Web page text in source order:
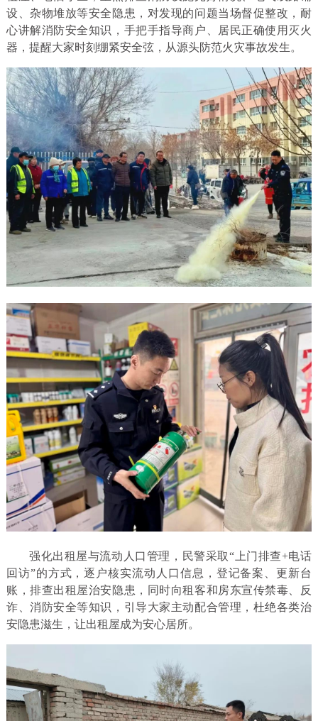
设、杂物堆放等安全隐患，对发现的问题当场督促整改，耐
心讲解消防安全知识，手把手指导商户、居民正确使用灭火
器，提醒大家时刻绷紧安全弦，从源头防范火灾事故发生。
强化出租屋与流动人口管理，民警采取“上门排查+电话
回访”的方式，逐户核实流动人口信息，登记备案、更新台
账，排查出租屋治安隐患，同时向租客和房东宣传禁毒、反
诈、消防安全等知识，引导大家主动配合管理，杜绝各类治
安隐患滋生，让出租屋成为安心居所。